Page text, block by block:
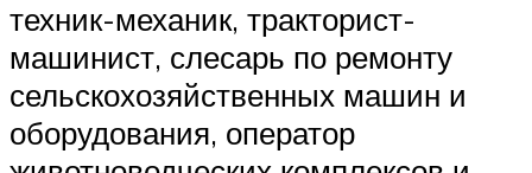
техник-механик, тракторист-
машинист, слесарь по ремонту
сельскохозяйственных машин и
оборудования, оператор